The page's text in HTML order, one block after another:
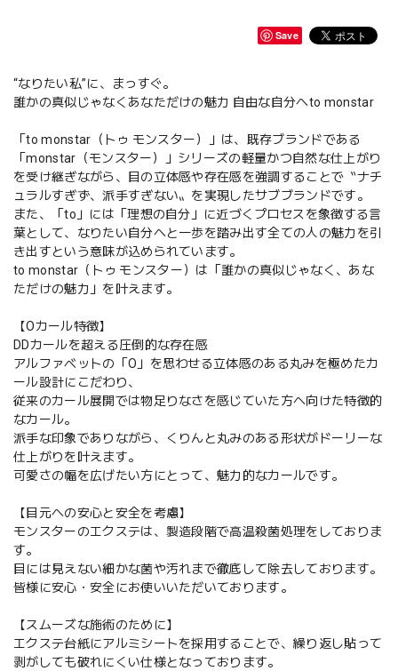
Save
“なりたい私”に、まっすぐ。
誰かの真似じゃなくあなただけの魅力 自由な自分へto monstar
「to monstar（トゥ モンスター）」は、既存ブランドである
「monstar（モンスター）」シリーズの軽量かつ自然な仕上がり
を受け継ぎながら、目の立体感や存在感を強調することで〝ナチ
ュラルすぎず、派手すぎない〟を実現したサブブランドです。
また、「to」には「理想の自分」に近づくプロセスを象徴する言
葉として、なりたい自分へと一歩を踏み出す全ての人の魅力を引
き出すという意味が込められています。
to monstar（トゥ モンスター）は「誰かの真似じゃなく、あな
ただけの魅力」を叶えます。
【Oカール特徴】
DDカールを超える圧倒的な存在感
アルファベットの「O」を思わせる立体感のある丸みを極めたカ
ール設計にこだわり、
従来のカール展開では物足りなさを感じていた方へ向けた特徴的
なカール。
派手な印象でありながら、くりんと丸みのある形状がドーリーな
仕上がりを叶えます。
可愛さの幅を広げたい方にとって、魅力的なカールです。
【目元への安心と安全を考慮】
モンスターのエクステは、製造段階で高温殺菌処理をしておりま
す。
目には見えない細かな菌や汚れまで徹底して除去しております。
皆様に安心・安全にお使いいただいております。
【スムーズな施術のために】
エクステ台紙にアルミシートを採用することで、繰り返し貼って
剥がしても破れにくい仕様となっております。